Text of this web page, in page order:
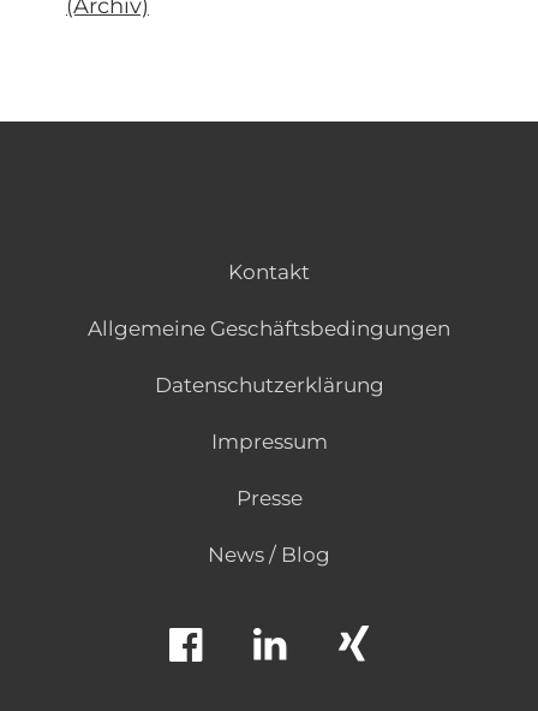
(Archiv)
Kontakt
Allgemeine Geschäftsbedingungen
Datenschutzerklärung
Impressum
Presse
News / Blog